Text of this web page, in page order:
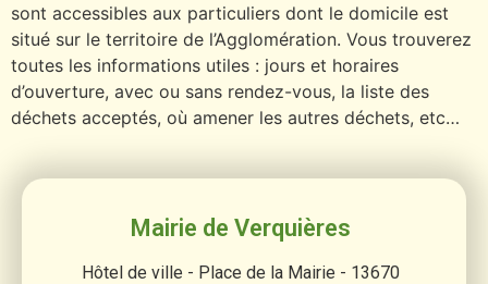
sont accessibles aux particuliers dont le domicile est
situé sur le territoire de l’Agglomération. Vous trouverez
toutes les informations utiles : jours et horaires
d’ouverture, avec ou sans rendez-vous, la liste des
déchets acceptés, où amener les autres déchets, etc…
Mairie de Verquières
Hôtel de ville - Place de la Mairie - 13670